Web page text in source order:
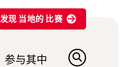
发现 当地的 比赛
参与其中